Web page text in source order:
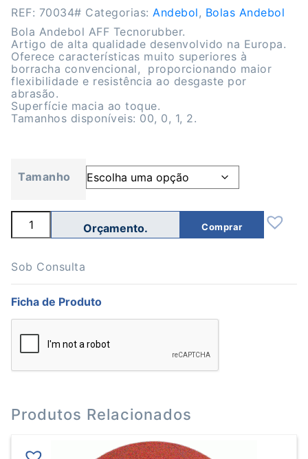
REF: 70034# Categorias: Andebol, Bolas Andebol
Bola Andebol AFF Tecnorubber.
Artigo de alta qualidade desenvolvido na Europa.
Oferece características muito superiores à
borracha convencional, proporcionando maior
flexibilidade e resistência ao desgaste por
abrasão.
Superfície macia ao toque.
Tamanhos disponíveis: 00, 0, 1, 2.
Tamanho
Quantidade
Bola
AFF
Comprar
Sob Consulta
Ficha de Produto
Produtos Relacionados
This